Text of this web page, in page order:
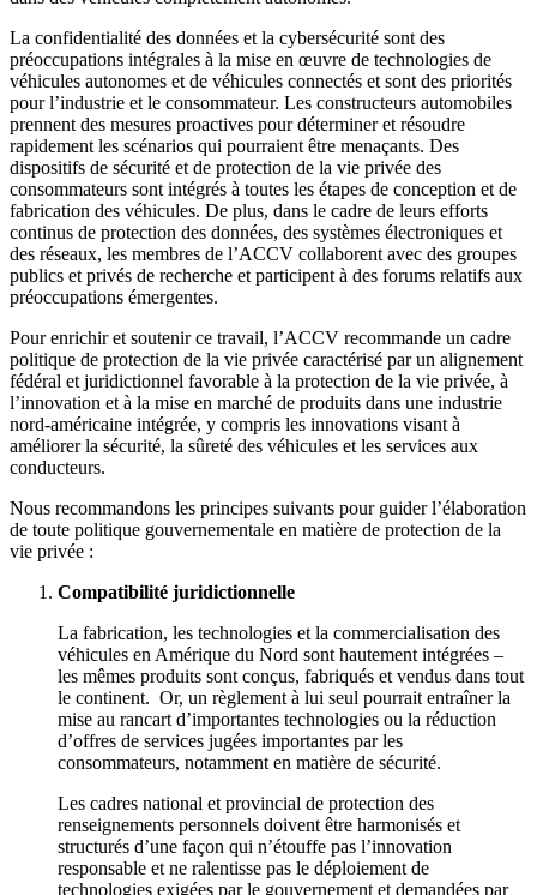
La confidentialité des données et la cybersécurité sont des
préoccupations intégrales à la mise en œuvre de technologies de
véhicules autonomes et de véhicules connectés et sont des priorités
pour l’industrie et le consommateur. Les constructeurs automobiles
prennent des mesures proactives pour déterminer et résoudre
rapidement les scénarios qui pourraient être menaçants. Des
dispositifs de sécurité et de protection de la vie privée des
consommateurs sont intégrés à toutes les étapes de conception et de
fabrication des véhicules. De plus, dans le cadre de leurs efforts
continus de protection des données, des systèmes électroniques et
des réseaux, les membres de l’ACCV collaborent avec des groupes
publics et privés de recherche et participent à des forums relatifs aux
préoccupations émergentes.
Pour enrichir et soutenir ce travail, l’ACCV recommande un cadre
politique de protection de la vie privée caractérisé par un alignement
fédéral et juridictionnel favorable à la protection de la vie privée, à
l’innovation et à la mise en marché de produits dans une industrie
nord-américaine intégrée, y compris les innovations visant à
améliorer la sécurité, la sûreté des véhicules et les services aux
conducteurs.
Nous recommandons les principes suivants pour guider l’élaboration
de toute politique gouvernementale en matière de protection de la
vie privée :
Compatibilité juridictionnelle
La fabrication, les technologies et la commercialisation des
véhicules en Amérique du Nord sont hautement intégrées –
les mêmes produits sont conçus, fabriqués et vendus dans tout
le continent. Or, un règlement à lui seul pourrait entraîner la
mise au rancart d’importantes technologies ou la réduction
d’offres de services jugées importantes par les
consommateurs, notamment en matière de sécurité.
Les cadres national et provincial de protection des
renseignements personnels doivent être harmonisés et
structurés d’une façon qui n’étouffe pas l’innovation
responsable et ne ralentisse pas le déploiement de
technologies exigées par le gouvernement et demandées par